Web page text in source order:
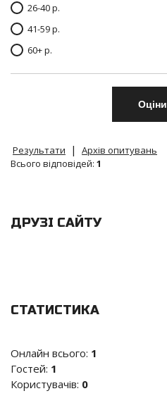
26-40 р.
41-59 р.
60+ р.
Результати |
Архів опитувань
Всього відповідей: 1
ДРУЗІ САЙТУ
СТАТИСТИКА
Онлайн всього: 1
Гостей: 1
Користувачів: 0